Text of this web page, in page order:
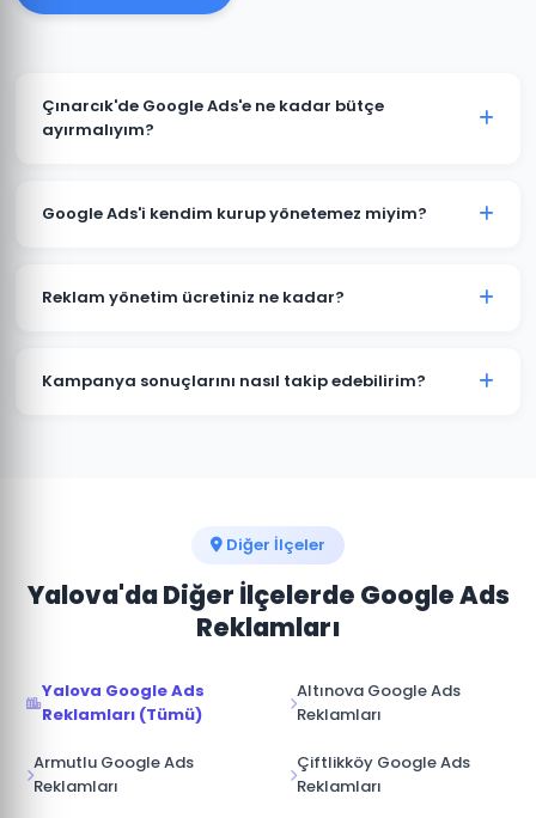
Çınarcık'de Google Ads'e ne kadar bütçe
ayırmalıyım?
TL ile başlanabilir. Ancak anlamlı sonuçlar için 3.000-
Google Ads'i kendim kurup yönetemez miyim?
kampanyalar bütçenizi hızla tüketir. Çınarcık'deki
artırmaktadır.
Reklam yönetim ücretiniz ne kadar?
%15-20'si arasında değişmektedir. Çınarcık için
Kampanya sonuçlarını nasıl takip edebilirim?
Diğer İlçeler
Yalova'da Diğer İlçelerde Google Ads
Reklamları
Yalova Google Ads
Reklamları (Tümü)
Altınova Google Ads
Reklamları
Armutlu Google Ads
Reklamları
Çiftlikköy Google Ads
Reklamları